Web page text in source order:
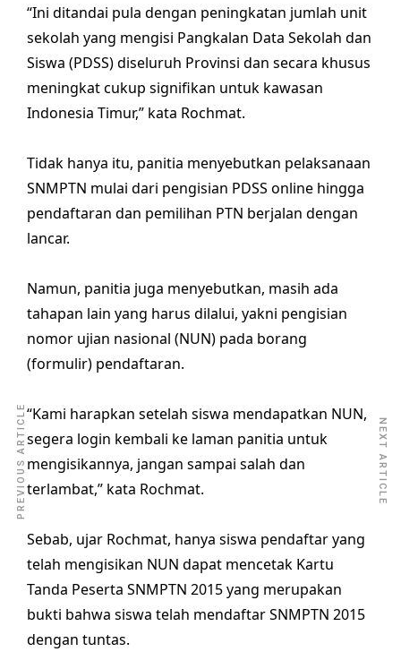
“Ini ditandai pula dengan peningkatan jumlah unit
sekolah yang mengisi Pangkalan Data Sekolah dan
Siswa (PDSS) diseluruh Provinsi dan secara khusus
meningkat cukup signifikan untuk kawasan
Indonesia Timur,” kata Rochmat.
Tidak hanya itu, panitia menyebutkan pelaksanaan
SNMPTN mulai dari pengisian PDSS online hingga
pendaftaran dan pemilihan PTN berjalan dengan
lancar.
Namun, panitia juga menyebutkan, masih ada
tahapan lain yang harus dilalui, yakni pengisian
nomor ujian nasional (NUN) pada borang
(formulir) pendaftaran.
“Kami harapkan setelah siswa mendapatkan NUN,
segera login kembali ke laman panitia untuk
mengisikannya, jangan sampai salah dan
terlambat,” kata Rochmat.
Sebab, ujar Rochmat, hanya siswa pendaftar yang
telah mengisikan NUN dapat mencetak Kartu
Tanda Peserta SNMPTN 2015 yang merupakan
bukti bahwa siswa telah mendaftar SNMPTN 2015
dengan tuntas.
PREVIOUS ARTICLE NEXT ARTICLE